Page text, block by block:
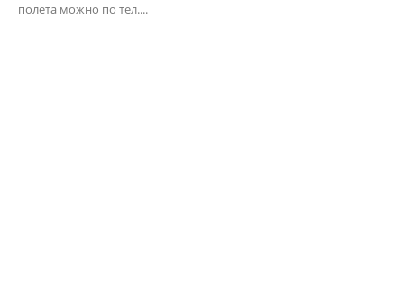
полета можно по тел....